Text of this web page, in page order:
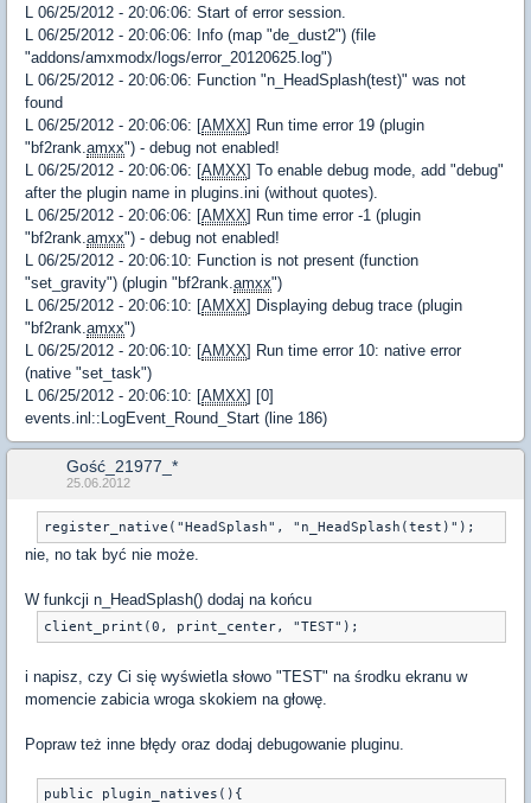
L 06/25/2012 - 20:06:06: Start of error session.
L 06/25/2012 - 20:06:06: Info (map "de_dust2") (file
"addons/amxmodx/logs/error_20120625.log")
L 06/25/2012 - 20:06:06: Function "n_HeadSplash(test)" was not
found
L 06/25/2012 - 20:06:06: [AMXX] Run time error 19 (plugin
"bf2rank. amxx") - debug not enabled!
L 06/25/2012 - 20:06:06: [AMXX] To enable debug mode, add "debug"
after the plugin name in plugins.ini (without quotes).
L 06/25/2012 - 20:06:06: [AMXX] Run time error -1 (plugin
"bf2rank. amxx") - debug not enabled!
L 06/25/2012 - 20:06:10: Function is not present (function
"set_gravity") (plugin "bf2rank. amxx")
L 06/25/2012 - 20:06:10: [AMXX] Displaying debug trace (plugin
"bf2rank. amxx")
L 06/25/2012 - 20:06:10: [AMXX] Run time error 10: native error
(native "set_task")
L 06/25/2012 - 20:06:10: [AMXX] [0]
events.inl::LogEvent_Round_Start (line 186)
Gość_21977_*
25.06.2012
nie, no tak być nie może.
W funkcji n_HeadSplash() dodaj na końcu
i napisz, czy Ci się wyświetla słowo "TEST" na środku ekranu w
momencie zabicia wroga skokiem na głowę.
Popraw też inne błędy oraz dodaj debugowanie pluginu.
public plugin_natives(){